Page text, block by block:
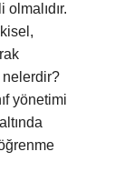
nelerdir?
yönetimi